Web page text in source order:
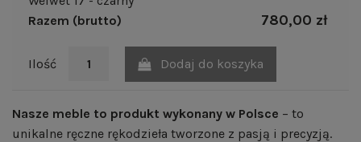
Razem (brutto)
780,00 zł
Ilość Dodaj do koszyka
Nasze meble to produkt wykonany w Polsce – to
unikalne ręczne rękodzieła tworzone z pasją i precyzją.